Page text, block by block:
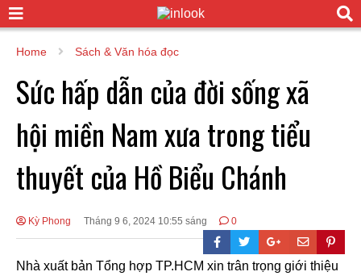
Home Sách & Văn hóa đọc
Sức hấp dẫn của đời sống xã
hội miền Nam xưa trong tiểu
thuyết của Hồ Biểu Chánh
Kỳ Phong Tháng 9 6, 2024 10:55 sáng 0
Nhà xuất bản Tổng hợp TP.HCM xin trân trọng giới thiệu